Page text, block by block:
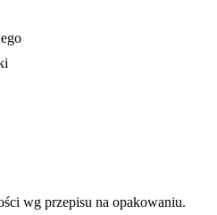
wg przepisu na opakowaniu.